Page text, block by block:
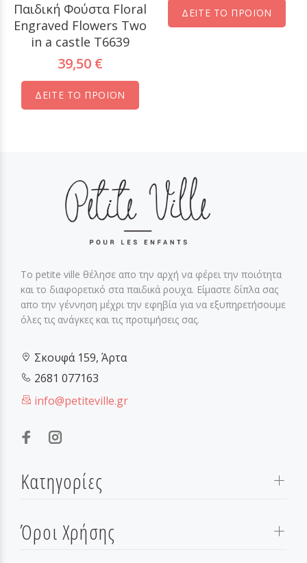
Παιδική Φούστα Floral
Engraved Flowers Two
in a castle T6639
39,50 €
ΔΕΙΤΕ ΤΟ ΠΡΟΪΟΝ
ΔΕΙΤΕ ΤΟ ΠΡΟΪΟΝ
Το petite ville θέλησε απο την αρχή να φέρει την ποιότητα
και το διαφορετικό στα παιδικά ρουχα. Είμαστε δίπλα σας
απο την γέννηση μέχρι την εφηβία για να εξυπηρετήσουμε
όλες τις ανάγκες και τις προτιμήσεις σας.
Σκουφά 159, Άρτα
2681 077163
info@petiteville.gr
Κατηγορίες
Όροι Χρήσης